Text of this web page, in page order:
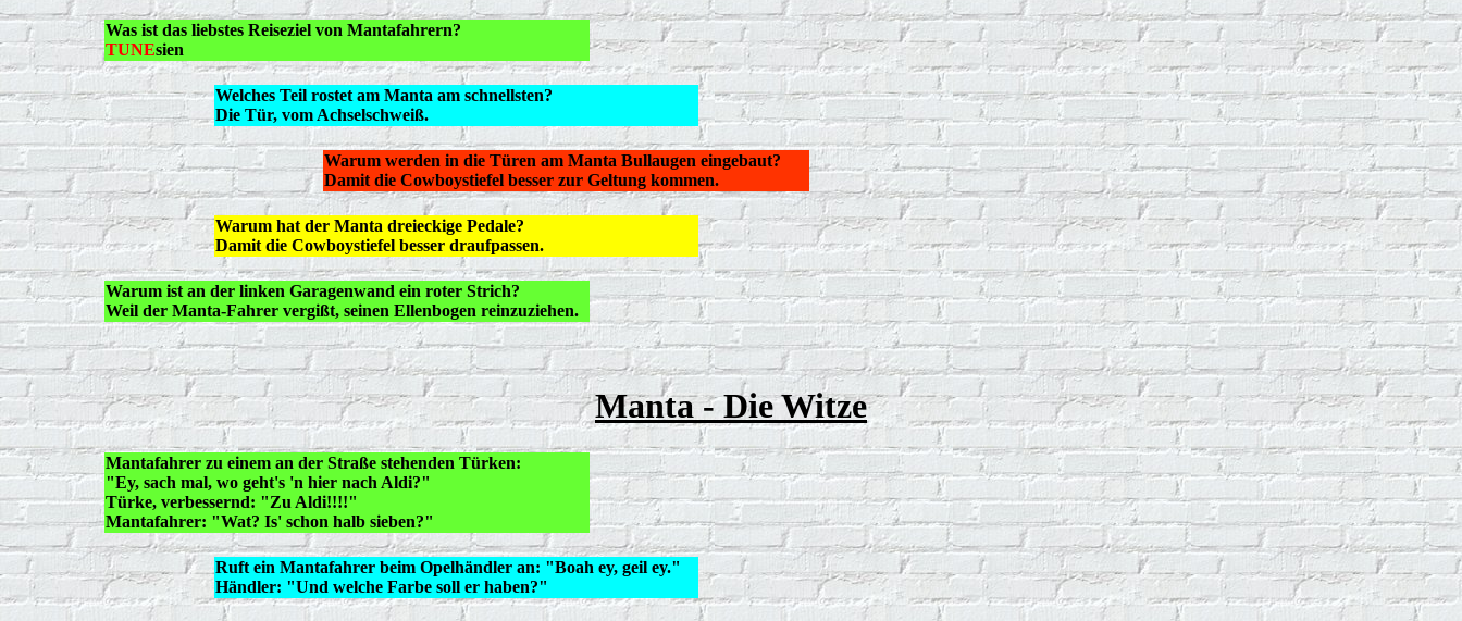
Was ist das liebstes Reiseziel von Mantafahrern?
TUNEsien
Welches Teil rostet am Manta am schnellsten?
Die Tür, vom Achselschweiß.
Warum werden in die Türen am Manta Bullaugen eingebaut?
Damit die Cowboystiefel besser zur Geltung kommen.
Warum hat der Manta dreieckige Pedale?
Damit die Cowboystiefel besser draufpassen.
Warum ist an der linken Garagenwand ein roter Strich?
Weil der Manta-Fahrer vergißt, seinen Ellenbogen reinzuziehen.
Manta - Die Witze
Mantafahrer zu einem an der Straße stehenden Türken:
"Ey, sach mal, wo geht's 'n hier nach Aldi?"
Türke, verbessernd: "Zu Aldi!!!!"
Mantafahrer: "Wat? Is' schon halb sieben?"
Ruft ein Mantafahrer beim Opelhändler an: "Boah ey, geil ey."
Händler: "Und welche Farbe soll er haben?"